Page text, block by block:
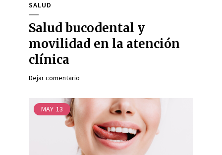
SALUD
Salud bucodental y
movilidad en la atención
clínica
Dejar comentario
MAY 13